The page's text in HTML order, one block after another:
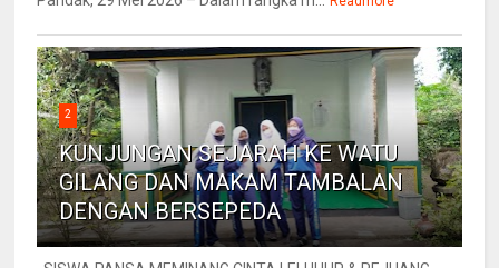
2
KUNJUNGAN SEJARAH KE WATU
GILANG DAN MAKAM TAMBALAN
DENGAN BERSEPEDA